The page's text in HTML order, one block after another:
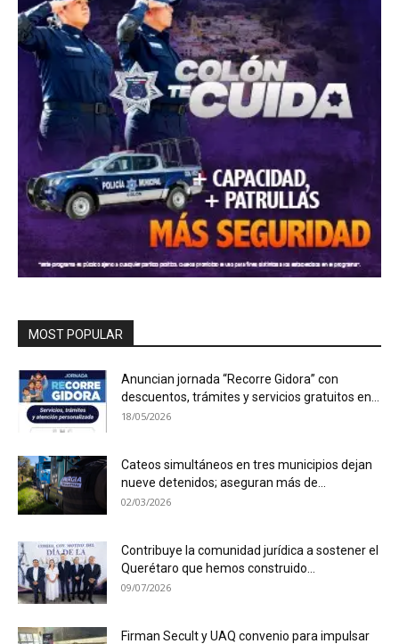
MOST POPULAR
Anuncian jornada “Recorre Gidora” con
descuentos, trámites y servicios gratuitos en...
18/05/2026
Cateos simultáneos en tres municipios dejan
nueve detenidos; aseguran más de...
02/03/2026
Contribuye la comunidad jurídica a sostener el
Querétaro que hemos construido...
09/07/2026
Firman Secult y UAQ convenio para impulsar